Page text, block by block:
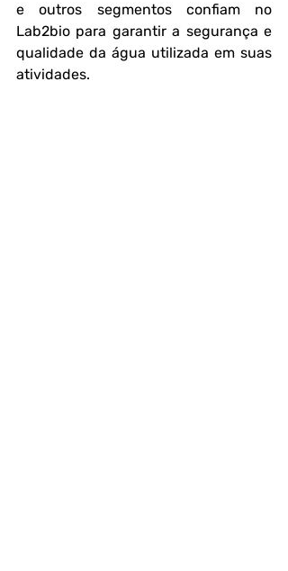
e outros segmentos confiam no
Lab2bio para garantir a segurança e
qualidade da água utilizada em suas
atividades.